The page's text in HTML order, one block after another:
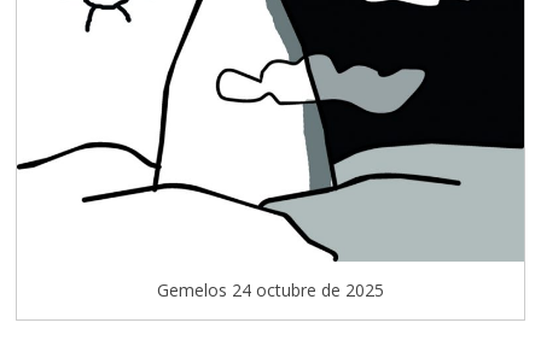
Gemelos 24 octubre de 2025